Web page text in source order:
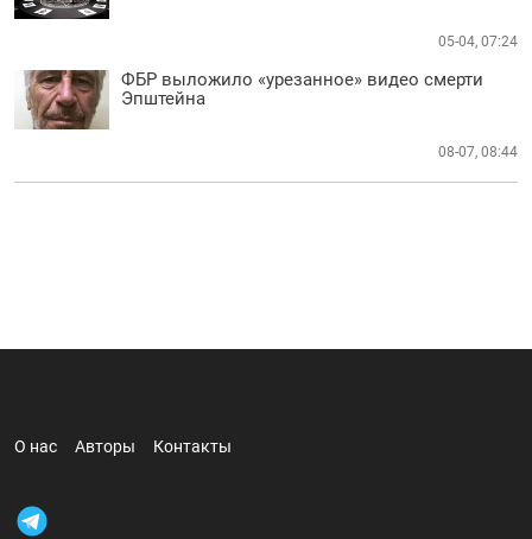
05-04, 07:24
ФБР выложило «урезанное» видео смерти
Эпштейна
08-07, 08:44
О нас Авторы Контакты